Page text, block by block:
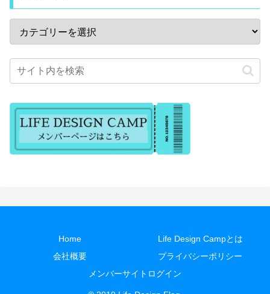
Home
Life Design Campとは
会社概要
プライバシーポリシー
メンバーサイトログイン